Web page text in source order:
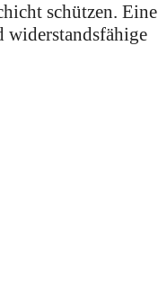
schützen. Eine